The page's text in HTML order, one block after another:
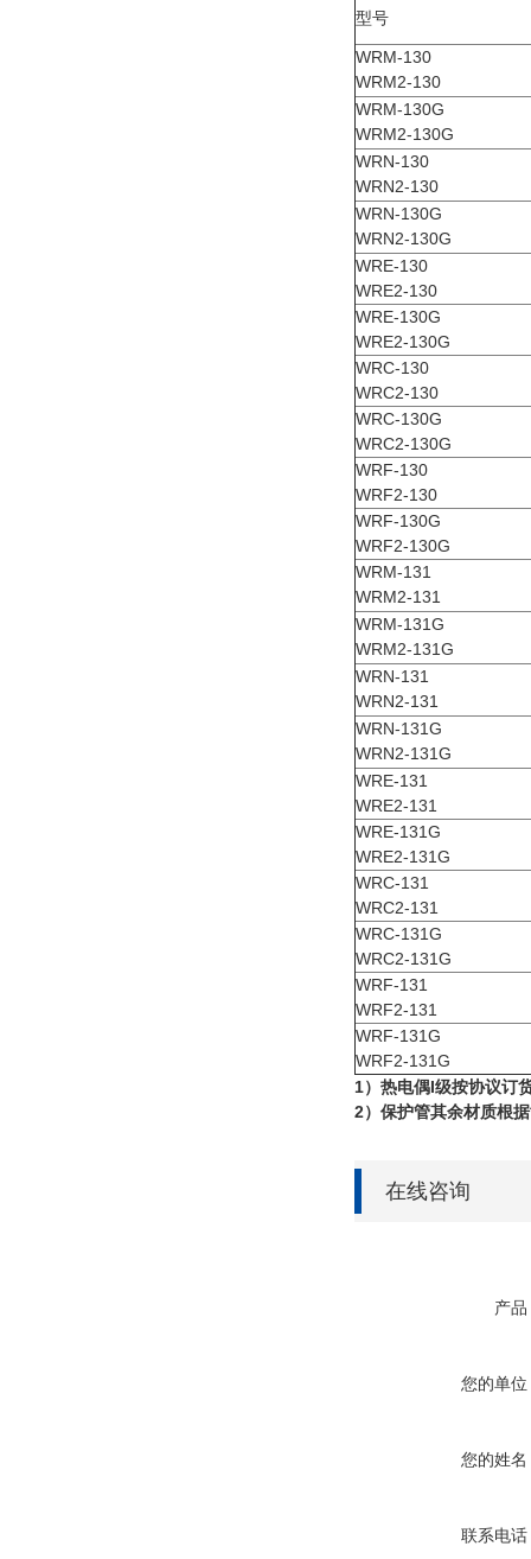
型号
WRM-130
WRM2-130
WRM-130G
WRM2-130G
WRN-130
WRN2-130
WRN-130G
WRN2-130G
WRE-130
WRE2-130
WRE-130G
WRE2-130G
WRC-130
WRC2-130
WRC-130G
WRC2-130G
WRF-130
WRF2-130
WRF-130G
WRF2-130G
WRM-131
WRM2-131
WRM-131G
WRM2-131G
WRN-131
WRN2-131
WRN-131G
WRN2-131G
WRE-131
WRE2-131
WRE-131G
WRE2-131G
WRC-131
WRC2-131
WRC-131G
WRC2-131G
WRF-131
WRF2-131
WRF-131G
WRF2-131G
1）热电偶I级按协议订
2）保护管其余材质根
在线咨询
产品
您的单位
您的姓名
联系电话